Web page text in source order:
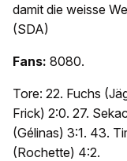
damit die weisse
(SDA)
Fans: 8080.
Tore: 22. Fuchs
Frick) 2:0. 27.
(Gélinas) 3:1. 43.
(Rochette) 4:2.